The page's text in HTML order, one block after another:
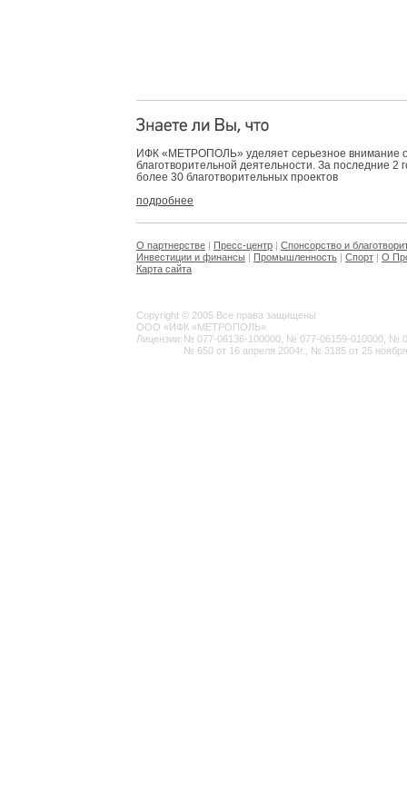
ИФК «МЕТРОПОЛЬ» уделяет серьезное внимание
благотворительной деятельности. За последние 2
более 30 благотворительных проектов
подробнее
О партнерстве | Пресс-центр | Спонсорство и
Инвестиции и финансы | Промышленность | Спорт | О
Карта сайта
Copyright © 2005 Все права защищены
ООО «ИФК «МЕТРОПОЛЬ»
Лицензии: № 077-06136-100000, № 077-06159-010000, №
№ 650 от 16 апреля 2004г., № 3185 от 25